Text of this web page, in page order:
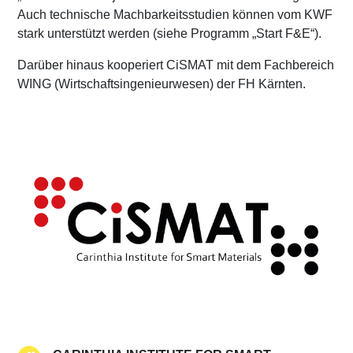
Auch technische Machbarkeitsstudien können vom KWF
stark unterstützt werden (siehe Programm „Start F&E“).
Darüber hinaus kooperiert CiSMAT mit dem Fachbereich
WING (Wirtschaftsingenieurwesen) der FH Kärnten.